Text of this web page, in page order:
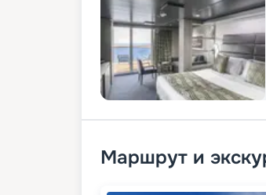
Маршрут и